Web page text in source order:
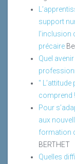
support
précaire
Quel
"
comprend !
Pour
aux
formation
BERTHET
Quelles